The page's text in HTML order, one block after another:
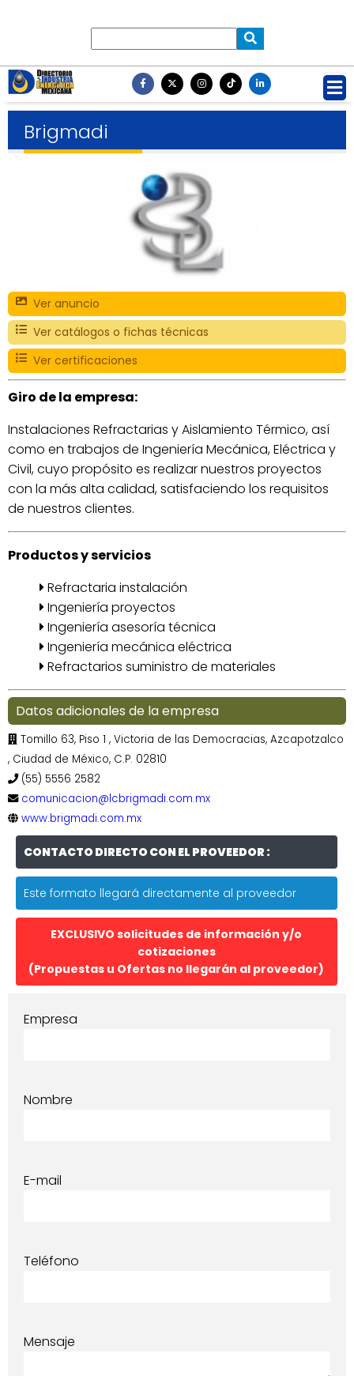
Brigmadi
Ver anuncio
Ver catálogos o fichas técnicas
Ver certificaciones
Giro de la empresa:
Instalaciones Refractarias y Aislamiento Térmico, así
como en trabajos de Ingeniería Mecánica, Eléctrica y
Civil, cuyo propósito es realizar nuestros proyectos
con la más alta calidad, satisfaciendo los requisitos
de nuestros clientes.
Productos y servicios
Refractaria instalación
Ingeniería proyectos
Ingeniería asesoría técnica
Ingeniería mecánica eléctrica
Refractarios suministro de materiales
Datos adicionales de la empresa
Tomillo 63, Piso 1 , Victoria de las Democracias, Azcapotzalco
, Ciudad de México, C.P. 02810
(55) 5556 2582
comunicacion@lcbrigmadi.com.mx
www.brigmadi.com.mx
CONTACTO DIRECTO CON EL PROVEEDOR :
Este formato llegará directamente al proveedor
EXCLUSIVO solicitudes de información y/o
cotizaciones
(Propuestas u Ofertas no llegarán al proveedor)
Empresa
Nombre
E-mail
Teléfono
Mensaje